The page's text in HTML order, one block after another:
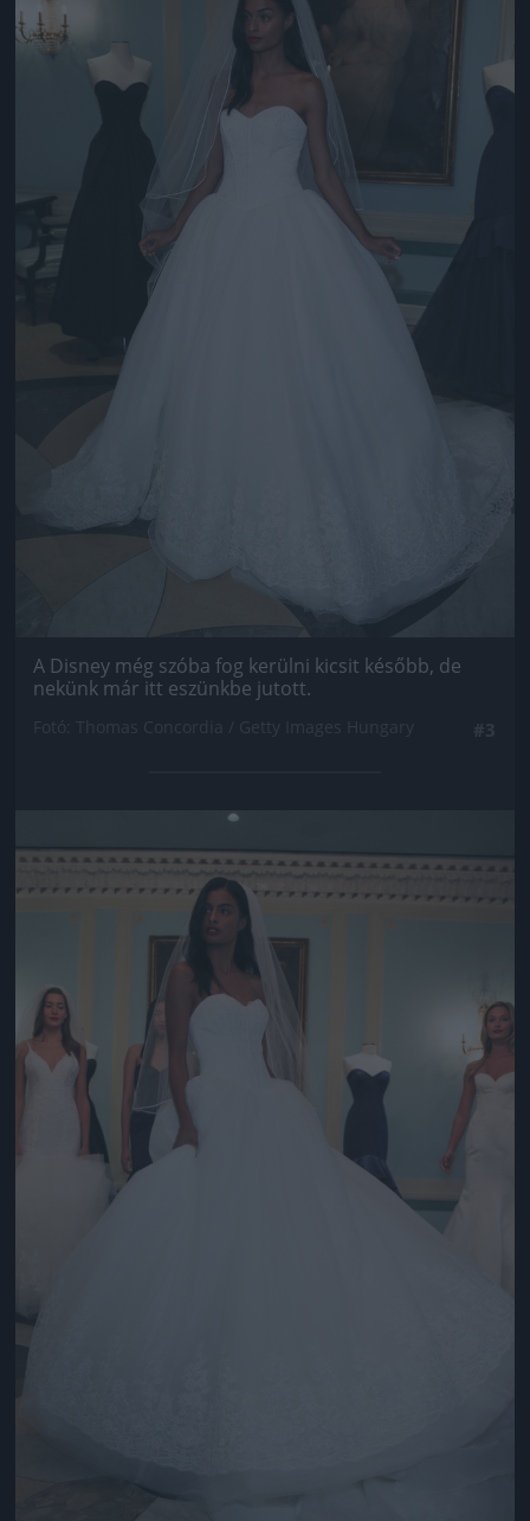
A Disney még szóba fog kerülni kicsit később, de
nekünk már itt eszünkbe jutott.
Jön még kép!